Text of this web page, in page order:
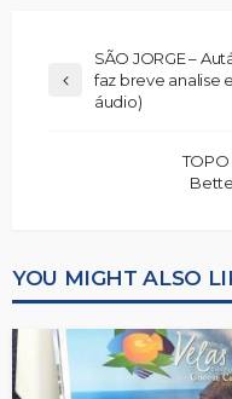
SÃO JORGE –
faz breve analise
áudio)
TOPO
YOU MIGHT ALSO